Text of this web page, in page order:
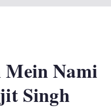
Mein Nami
Singh